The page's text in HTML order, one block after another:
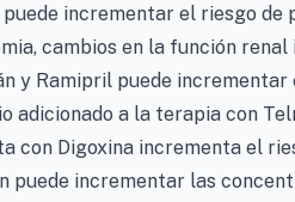
incrementar el riesgo de
cambios en la función
y Ramipril puede
adicionado a la terapia con
con Digoxina incrementa el
puede incrementar las